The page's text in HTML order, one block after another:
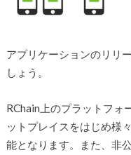
アプリケーションのリリ
しょう。
RChain上のプラットフォ
ットプレイスをはじめ様
能となります。また、非